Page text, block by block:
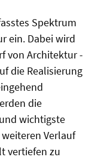
Spektrum
ein. Dabei wird
von Architektur -
die Realisierung
die
wichtigste
Verlauf
vertiefen zu